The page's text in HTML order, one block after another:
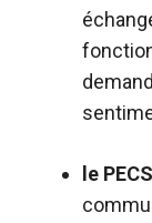
le PECS